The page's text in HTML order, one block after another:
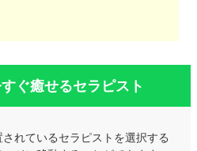
ぐ癒せるセラピスト
れているセラピストを選択する